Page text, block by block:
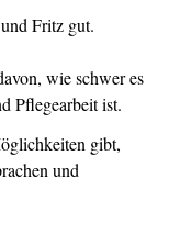
Fritz gut.
wie schwer es
Pflegearbeit ist.
gibt,
und